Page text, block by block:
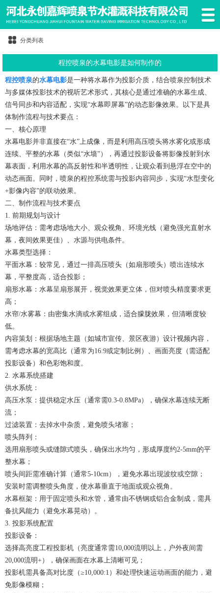
分类列表
程控喷泉的水幕电影是如何制作的
程控喷泉的水幕电影是一种将水幕作为投影介质，结合喷泉控制技术
与多媒体投影技术的视听艺术形式，其核心是通过准确的水幕生成、
信号同步和内容适配，实现“水幕即屏幕”的动态影像效果。以下是具
体制作流程与技术要点：
一、核心原理
水幕电影并非直接在“水”上成像，而是利用高压喷头将水雾化或形成
连续、平整的水幕（类似“水墙”），再通过投影设备将影像投射到水
幕表面，利用水幕的高反射性和半透明性，让观众看到悬浮在空中的
动态画面。同时，喷泉的程控系统需与投影内容同步，实现“水型变化
+影像内容”的联动效果。
二、制作流程与技术要点
1. 前期规划与设计
场地评估：需考虑场地大小、观众视角、环境光线（避免强光直射水
幕，夜间效果更佳）、水源与供电条件。
水幕类型选择：
平面水幕：较常见，通过一排高压喷头（如扇形喷头）喷出连续水
幕，平整度高，适合投影；
扇形水幕：水幕呈扇形展开，视觉效果更立体，但对喷头精度要求更
高；
水帘/水雾幕：由密集水滴或水雾组成，适合朦胧效果，但清晰度较
低。
内容策划：根据场地主题（如城市宣传、景区夜游）设计视频内容，
需考虑水幕的宽高比（通常为16:9或定制比例）、画面亮度（需适配
投影设备）和色彩饱和度。
2. 水幕系统搭建
供水系统：
高压水泵：提供稳定水压（通常需0.3-0.8MPa），确保水幕连续无断
流；
过滤装置：去掉水中杂质，避免喷头堵塞；
喷头阵列：
选用扇形喷头或缝隙式喷头，确保出水均匀，形成厚度约2-5mm的平
整水幕；
喷头间距需准确计算（通常5-10cm），避免水幕出现波纹或空隙；
安装时需调整喷头角度，使水幕垂直于地面或观众视角。
水幕框架：用于固定喷头和水管，通常由不锈钢或铝合金制成，需具
备抗风能力（避免水幕晃动）。
3. 投影系统配置
投影设备：
选择高亮度工程投影机（亮度通常需10,000流明以上，户外夜间需
20,000流明+），确保画面在水幕上清晰可见；
投影机需具备高对比度（≥10,000:1）和处理快速运动画面的能力，避
免影像模糊；